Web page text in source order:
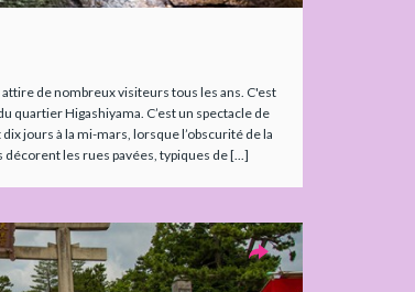
de nombreux visiteurs tous les ans. C'est
quartier Higashiyama. C’est un spectacle de
jours à la mi-mars, lorsque l’obscurité de la
les rues pavées, typiques de [...]